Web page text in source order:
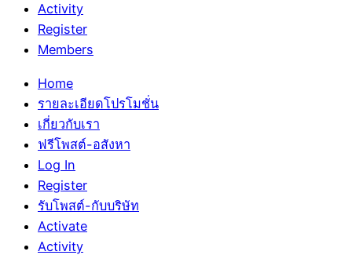
Activity
Register
Members
Home
รายละเอียดโปรโมชั่น
เกี่ยวกับเรา
ฟรีโพสต์-อสังหา
Log In
Register
รับโพสต์-กับบริษัท
Activate
Activity